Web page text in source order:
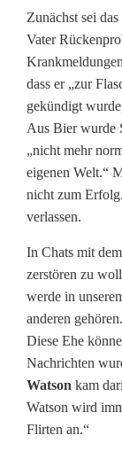
i
n
d
i
e
L
u
f
t
j
a
g
e
Zunächst sei
Vater
dass er „zur
gekündigt
Aus Bier wurde
„nicht mehr
eigenen Welt.“
nicht zum
verlassen.
In Chats mit
zerstören zu
werde in
anderen
Diese Ehe
Nachrichten
Watson kam
Watson wird
Flirten an.“